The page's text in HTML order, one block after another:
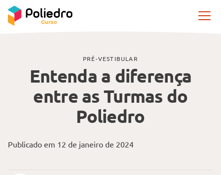
PRÉ-VESTIBULAR
Entenda a diferença
entre as Turmas do
Poliedro
Publicado em 12 de janeiro de 2024